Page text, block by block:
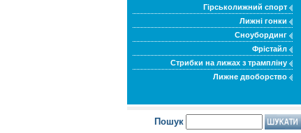
Гірськолижний спорт
Лижні гонки
Сноубординг
Фрістайл
Стрибки на лижах з трампліну
Лижне двоборство
Пошук